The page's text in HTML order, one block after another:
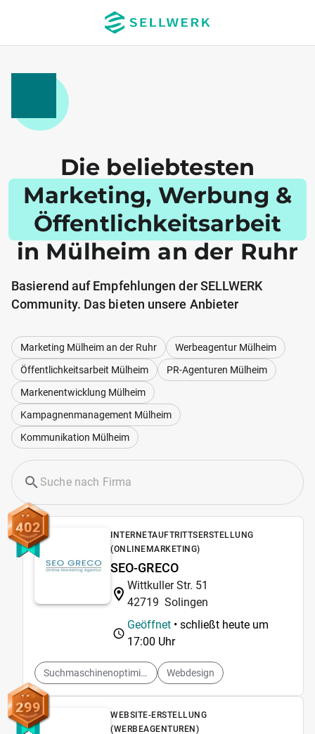
Die beliebtesten
Marketing, Werbung &
Öffentlichkeitsarbeit
in Mülheim an der Ruhr
Basierend auf Empfehlungen der SELLWERK
Community. Das bieten unsere Anbieter
Marketing Mülheim an der Ruhr
Werbeagentur Mülheim
Öffentlichkeitsarbeit Mülheim
PR-Agenturen Mülheim
Markenentwicklung Mülheim
Kampagnenmanagement Mülheim
Kommunikation Mülheim
402
INTERNETAUFTRITTSERSTELLUNG
(ONLINEMARKETING)
SEO-GRECO
Wittkuller Str. 51
42719 Solingen
Geöffnet • schließt heute um
17:00 Uhr
Suchmaschinenoptimierung Webdesign
299
WEBSITE-ERSTELLUNG
(WERBEAGENTUREN)